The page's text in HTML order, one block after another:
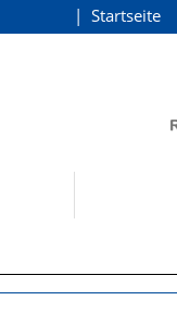
Startseite